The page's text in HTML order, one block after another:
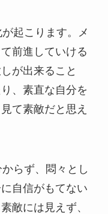
起こります。メ
前進していける
が出来ること
、素直な自分を
て素敵だと思え
らず、悶々とし
自信がもてない
敵には見えず、